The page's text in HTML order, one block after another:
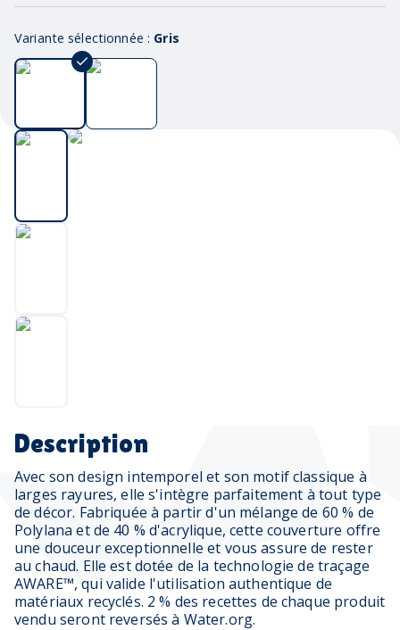
Description
Avec son design intemporel et son motif classique à
larges rayures, elle s'intègre parfaitement à tout type
de décor. Fabriquée à partir d'un mélange de 60 % de
Polylana et de 40 % d'acrylique, cette couverture offre
une douceur exceptionnelle et vous assure de rester
au chaud. Elle est dotée de la technologie de traçage
AWARE™, qui valide l'utilisation authentique de
matériaux recyclés. 2 % des recettes de chaque produit
vendu seront reversés à Water.org.
Variante sélectionnée : Gris